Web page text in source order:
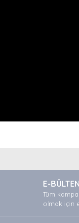
E-BÜLTEN
Tüm
olmak için